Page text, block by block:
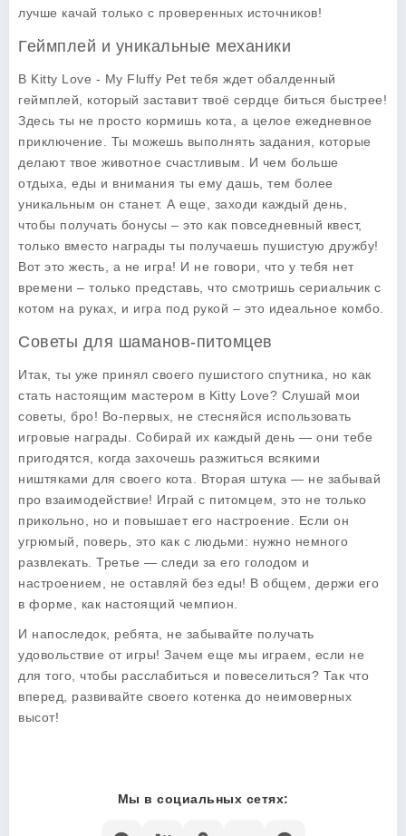
лучше качай только с проверенных источников!
Геймплей и уникальные механики
В Kitty Love - My Fluffy Pet тебя ждет обалденный
геймплей, который заставит твоё сердце биться быстрее!
Здесь ты не просто кормишь кота, а целое ежедневное
приключение. Ты можешь выполнять задания, которые
делают твое животное счастливым. И чем больше
отдыха, еды и внимания ты ему дашь, тем более
уникальным он станет. А еще, заходи каждый день,
чтобы получать бонусы – это как повседневный квест,
только вместо награды ты получаешь пушистую дружбу!
Вот это жесть, а не игра! И не говори, что у тебя нет
времени – только представь, что смотришь сериальчик с
котом на руках, и игра под рукой – это идеальное комбо.
Советы для шаманов-питомцев
Итак, ты уже принял своего пушистого спутника, но как
стать настоящим мастером в Kitty Love? Слушай мои
советы, бро! Во-первых, не стесняйся использовать
игровые награды. Собирай их каждый день — они тебе
пригодятся, когда захочешь разжиться всякими
ништяками для своего кота. Вторая штука — не забывай
про взаимодействие! Играй с питомцем, это не только
прикольно, но и повышает его настроение. Если он
угрюмый, поверь, это как с людьми: нужно немного
развлекать. Третье — следи за его голодом и
настроением, не оставляй без еды! В общем, держи его
в форме, как настоящий чемпион.
И напоследок, ребята, не забывайте получать
удовольствие от игры! Зачем еще мы играем, если не
для того, чтобы расслабиться и повеселиться? Так что
вперед, развивайте своего котенка до неимоверных
высот!
Мы в социальных сетях: